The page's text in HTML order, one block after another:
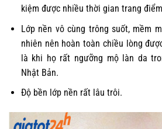
kiệm được nhiều thời gian trang
Lớp nền vô cùng trông suốt, mềm
nhiên nên hoàn toàn chiều lòng
là khi họ rất ngưỡng mộ làn da
Nhật Bản.
Độ bền lớp nền rất lâu trôi.